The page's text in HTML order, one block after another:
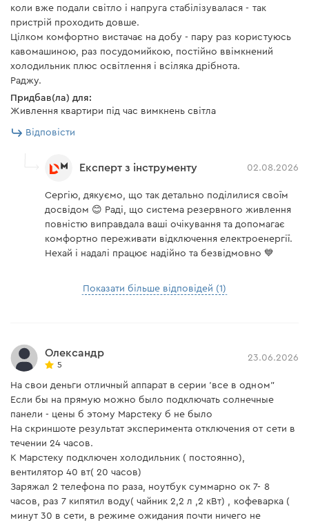
Інтелектуальні режими роботи
Система підтримує три режими керування енергією,
які дозволяють адаптувати її під будь-який сценарій
використання:
разом із трансформатором струму (CT). Коли система
миттєво підключається до навантаження. Якщо ж
сонячна система починає віддавати надлишок у
мережу, Venus E автоматично переходить у режим
заряджання, зберігаючи енергію для подальшого
додатковими блоками.
• Manual (ручний режим): дає змогу самостійно
задавати часові інтервали та сценарії роботи системи
відповідно до індивідуальних потреб.
Розумне та віддалене керування
Принцип Plug & Play дає змогу швидко ввести систему
в експлуатацію без складного монтажу — достатньо
коли вже подали світло і напруга стабілізувалася - так
пристрій проходить довше.
Цілком комфортно вистачає на добу - пару раз користуюсь
кавомашиною, раз посудомийкою, постійно ввімкнений
холодильник плюс освітлення і всіляка дрібнота.
Раджу.
Придбав(ла) для:
Живлення квартири під час вимкнень світла
Відповісти
Експерт з інструменту 02.08.2026
Сергію, дякуємо, що так детально поділилися своїм
досвідом 😊 Раді, що система резервного живлення
повністю виправдала ваші очікування та допомагає
комфортно переживати відключення електроенергії.
Нехай і надалі працює надійно та безвідмовно 💙
Показати більше відповідей (1)
Олександр
5
23.06.2026
На свои деньги отличный аппарат в серии 'все в одном"
Если бы на прямую можно было подключать солнечные
панели - цены б этому Марстеку б не было
На скриншоте результат эксперимента отключения от сети в
течении 24 часов.
К Марстеку подключен холодильник ( постоянно),
вентилятор 40 вт( 20 часов)
Заряжал 2 телефона по раза, ноутбук суммарно ок 7- 8
часов, раз 7 кипятил воду( чайник 2,2 л ,2 кВт) , кофеварка (
минут 30 в сети, в режиме ожидания почти ничего не